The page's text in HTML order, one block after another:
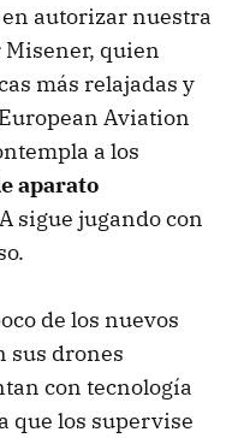
en autorizar nuestra
quien
más relajadas y
Aviation
a los
aparato
sigue jugando con
de los nuevos
sus drones
con tecnología
que los supervise